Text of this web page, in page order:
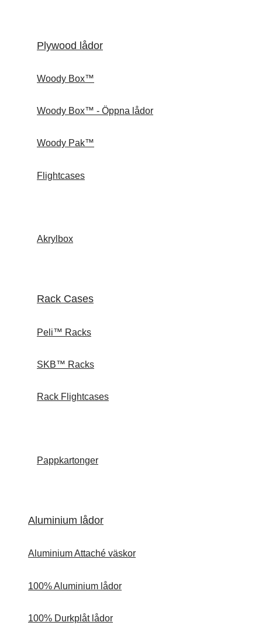
Plywood lådor
Woody Box™
Woody Box™ - Öppna lådor
Woody Pak™
Flightcases
Akrylbox
Rack Cases
Peli™ Racks
SKB™ Racks
Rack Flightcases
Pappkartonger
Aluminium lådor
Aluminium Attaché väskor
100% Aluminium lådor
100% Durkplåt lådor